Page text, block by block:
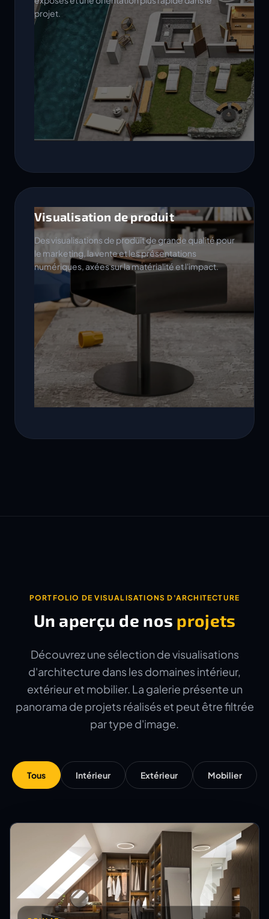
projet.
Visualisation de produit
Des visualisations de produit de grande qualité pour
le marketing, la vente et les présentations
numériques, axées sur la matérialité et l'impact.
PORTFOLIO DE VISUALISATIONS D'ARCHITECTURE
Un aperçu de nos projets
Découvrez une sélection de visualisations
d'architecture dans les domaines intérieur,
extérieur et mobilier. La galerie présente un
panorama de projets réalisés et peut être filtrée
par type d'image.
Tous Intérieur Extérieur Mobilier